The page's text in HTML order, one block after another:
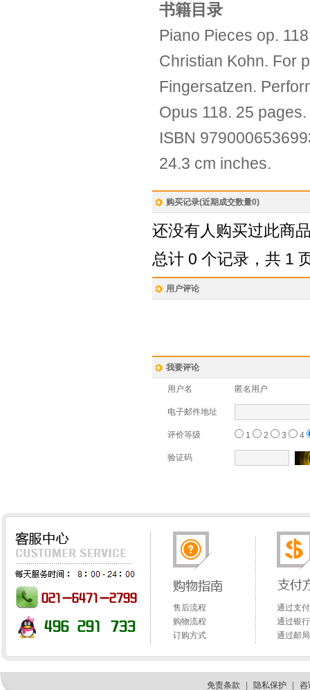
书籍目录
Piano Pieces op.
Christian Kohn. For
Fingersatzen.
Opus 118. 25
ISBN
24.3 cm inches.
购买记录(近期成交数量0)
还没有人购买过此商
总计 0 个记录，共 1
用户评论
我要评论
用户名 匿名用户
电子邮件地址
评价等级 1 2 3 4
验证码
售后流程
购物流程
订购方式
通过支
通过银
通过邮
免责条款 隐私保护 咨